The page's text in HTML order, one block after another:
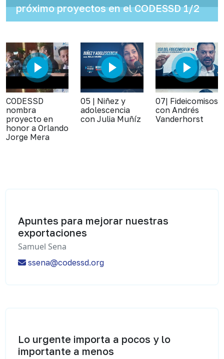
próximo proyectos en el CODESSD 1/2
CODESSD
nombra
proyecto en
honor a Orlando
Jorge Mera
05 | Niñez y
adolescencia
con Julia Muñíz
07| Fideicomisos
con Andrés
Vanderhorst
Apuntes para mejorar nuestras
exportaciones
Samuel Sena
ssena@codessd.org
Lo urgente importa a pocos y lo
importante a menos